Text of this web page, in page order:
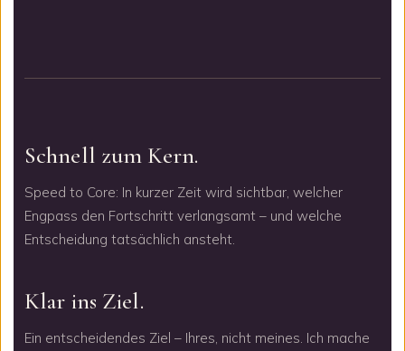
Schnell zum Kern.
Speed to Core: In kurzer Zeit wird sichtbar, welcher
Engpass den Fortschritt verlangsamt – und welche
Entscheidung tatsächlich ansteht.
Klar ins Ziel.
Ein entscheidendes Ziel – Ihres, nicht meines. Ich mache